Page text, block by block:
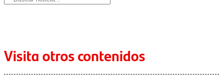
Visita otros contenidos